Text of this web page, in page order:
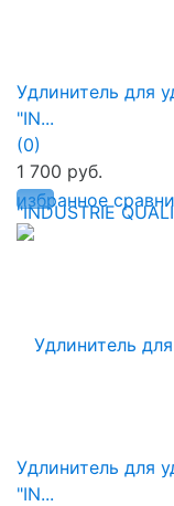
избранное
Удлинитель для
"IN...
(0)
1 700 руб.
Удлинитель для
"IN...